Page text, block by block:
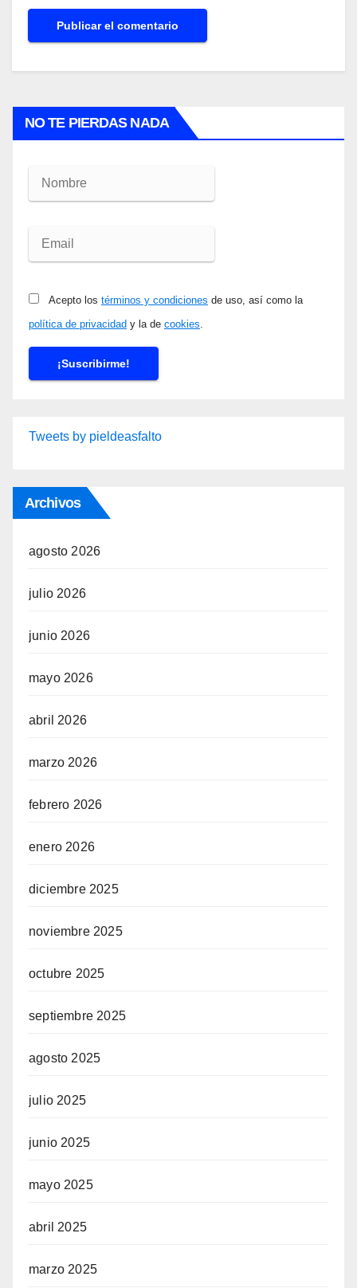
NO TE PIERDAS NADA
Acepto los términos y condiciones de uso, así como la
política de privacidad y la de cookies.
Tweets by pieldeasfalto
Archivos
agosto 2026
julio 2026
junio 2026
mayo 2026
abril 2026
marzo 2026
febrero 2026
enero 2026
diciembre 2025
noviembre 2025
octubre 2025
septiembre 2025
agosto 2025
julio 2025
junio 2025
mayo 2025
abril 2025
marzo 2025